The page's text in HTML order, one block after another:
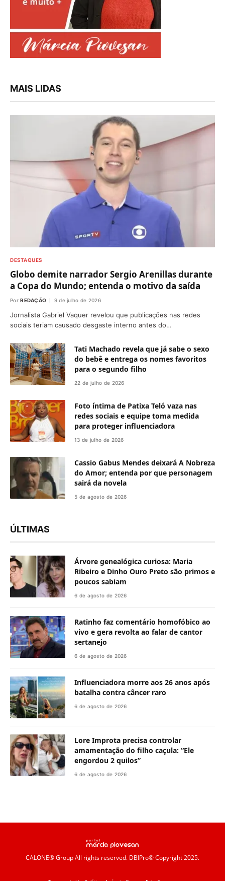
MAIS LIDAS
DESTAQUES
Globo demite narrador Sergio Arenillas durante
a Copa do Mundo; entenda o motivo da saída
Por REDAÇÃO 9 de julho de 2026
Jornalista Gabriel Vaquer revelou que publicações nas redes
sociais teriam causado desgaste interno antes do…
Tati Machado revela que já sabe o sexo
do bebê e entrega os nomes favoritos
para o segundo filho
22 de julho de 2026
Foto íntima de Patixa Teló vaza nas
redes sociais e equipe toma medida
para proteger influenciadora
13 de julho de 2026
Cassio Gabus Mendes deixará A Nobreza
do Amor; entenda por que personagem
sairá da novela
5 de agosto de 2026
ÚLTIMAS
Árvore genealógica curiosa: Maria
Ribeiro e Dinho Ouro Preto são primos e
poucos sabiam
6 de agosto de 2026
Ratinho faz comentário homofóbico ao
vivo e gera revolta ao falar de cantor
sertanejo
6 de agosto de 2026
Influenciadora morre aos 26 anos após
batalha contra câncer raro
6 de agosto de 2026
Lore Improta precisa controlar
amamentação do filho caçula: “Ele
engordou 2 quilos”
6 de agosto de 2026
CALONE® GroupAll rights reserved. DBIPro© Copyright 2025.